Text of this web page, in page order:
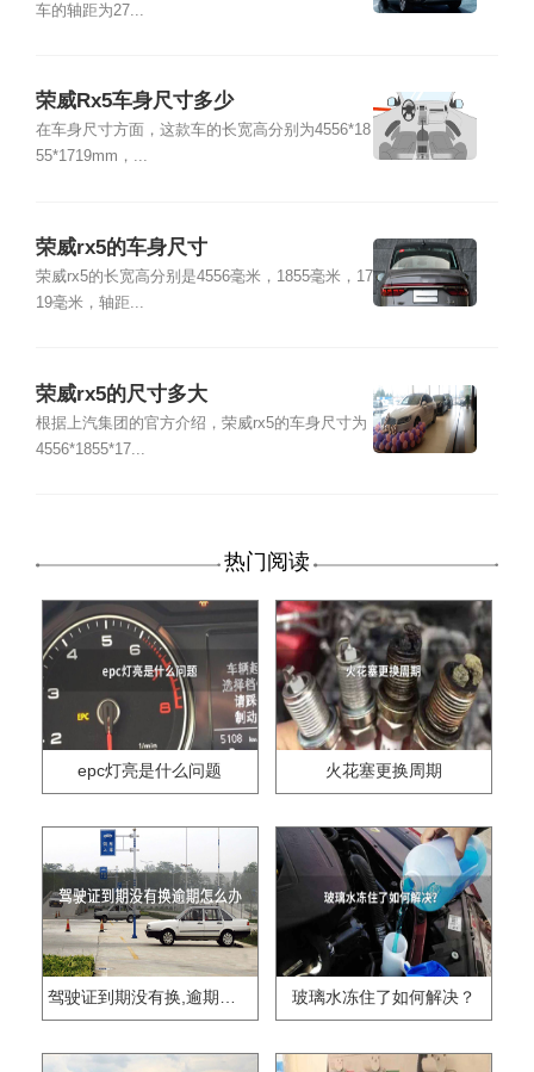
车的轴距为27...
荣威Rx5车身尺寸多少
在车身尺寸方面，这款车的长宽高分别为4556*18
55*1719mm，...
荣威rx5的车身尺寸
荣威rx5的长宽高分别是4556毫米，1855毫米，17
19毫米，轴距...
荣威rx5的尺寸多大
根据上汽集团的官方介绍，荣威rx5的车身尺寸为
4556*1855*17...
热门阅读
epc灯亮是什么问题 火花塞更换周期
驾驶证到期没有换,逾期怎么办?? 玻璃水冻住了如何解决？